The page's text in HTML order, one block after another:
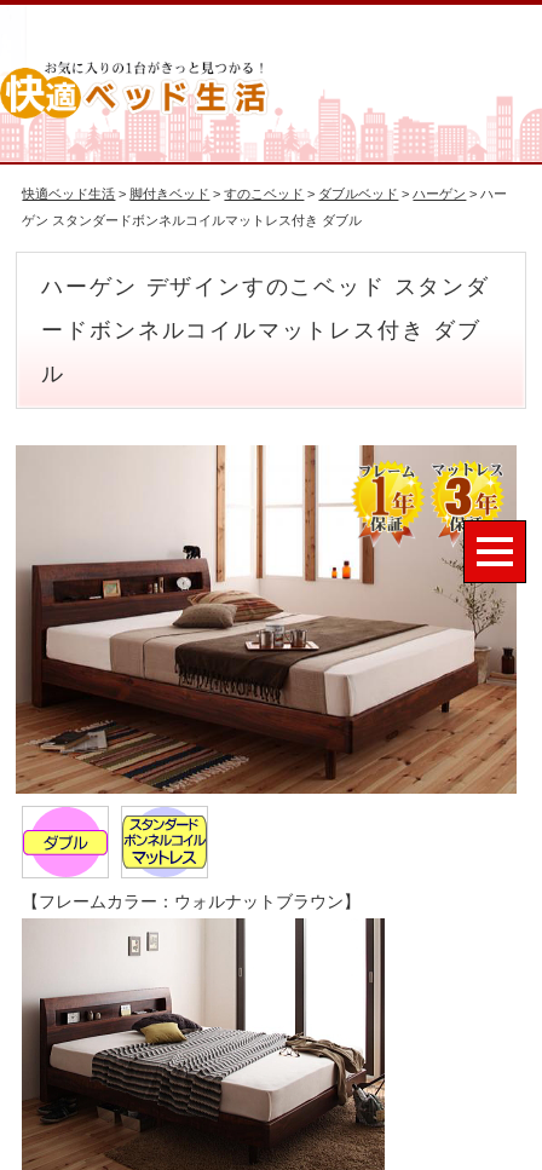
快適ベッド生活 > 脚付きベッド >すのこベッド > ダブルベッド >ハーゲン > ハー
ゲン スタンダードボンネルコイルマットレス付き ダブル
ハーゲン デザインすのこベッド スタンダ
ードボンネルコイルマットレス付き ダブ
ル
【フレームカラー：ウォルナットブラウン】